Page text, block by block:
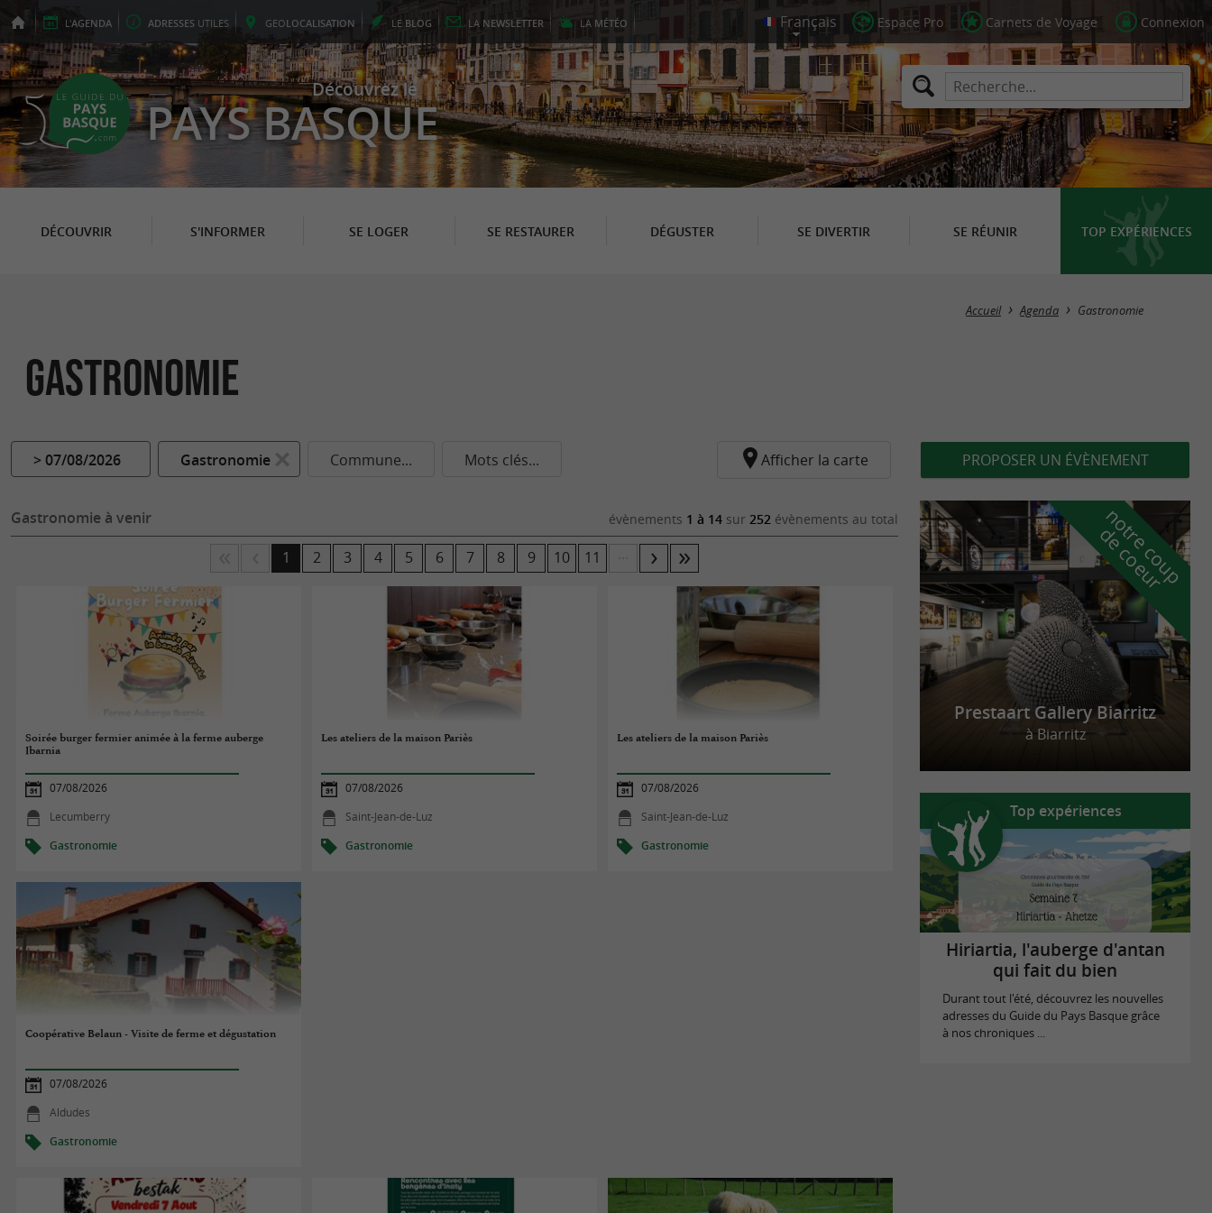
L'AGENDA ADRESSES UTILES GEOLOCALISATION LE BLOG LA NEWSLETTER LA MÉTÉO Espace Pro Carnets de Voyage Connexion
Découvrez le
PAYS BASQUE
DÉCOUVRIR S'INFORMER SE LOGER SE RESTAURER DÉGUSTER SE DIVERTIR SE RÉUNIR TOP EXPÉRIENCES
Masquer la carte
Accueil Agenda Gastronomie
Gastronomie
> 07/08/2026 Gastronomie Commune... Mots clés... Afficher la carte
Gastronomie à venir évènements 1 à 14 sur 252 évènements au total
1 2 3 4 5 6 7 8 9 10 11
Soirée burger fermier animée à la ferme auberge
Ibarnia
07/08/2026
Lecumberry
Gastronomie
Les ateliers de la maison Pariès
07/08/2026
Saint-Jean-de-Luz
Gastronomie
Les ateliers de la maison Pariès
07/08/2026
Saint-Jean-de-Luz
Gastronomie
Coopérative Belaun - Visite de ferme et dégustation
07/08/2026
Aldudes
Gastronomie
PROPOSER UN ÉVÈNEMENT
n
o
t
r
e
c
o
u
p
d
e
c
o
e
u
r
Prestaart Gallery Biarritz
à Biarritz
Top expériences
Hiriartia, l'auberge d'antan
qui fait du bien
Durant tout l'été, découvrez les nouvelles
adresses du Guide du Pays Basque grâce
à nos chroniques ...